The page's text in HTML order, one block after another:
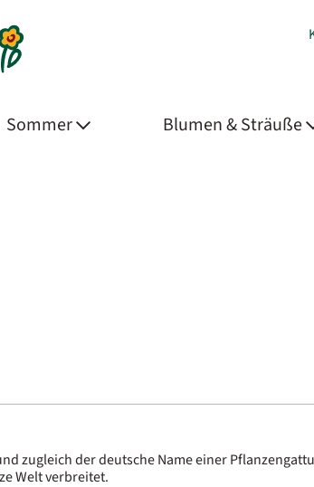
Sommer Blumen & Sträuße
zugleich der deutsche Name einer
Welt verbreitet.